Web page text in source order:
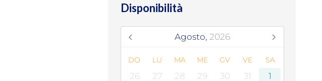
Disponibilità
Agosto, 2026
DO LU MA ME GV VE SA
26 27 28 29 30 31
1